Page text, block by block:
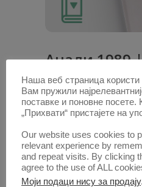
Анaли 1989
3
Радови овог аутора у
КОМПЈУТЕРА У
1. ОКТ. 1980.
Наша веб страница
Вам пружили
поставке и поновне посете.
„Прихвати“ пристајете на
Our website uses cookies to
relevant experience by
and repeat visits. By clicking
agree to the use of ALL
Моји подаци нису за продају.